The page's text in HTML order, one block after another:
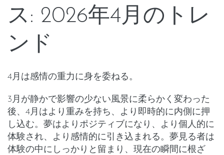
ス: 2026年4月のトレ
ンド
4月は感情の重力に身を委ねる。
3月が静かで影響の少ない風景に柔らかく変わった
後、4月はより重みを持ち、より即時的に内側に押
し込む。夢はより ポジティブになり、より 個人的に
体験され、より感情的に引き込まれる。夢見る者は
体験の中にしっかりと留まり、現在の瞬間に根ざ